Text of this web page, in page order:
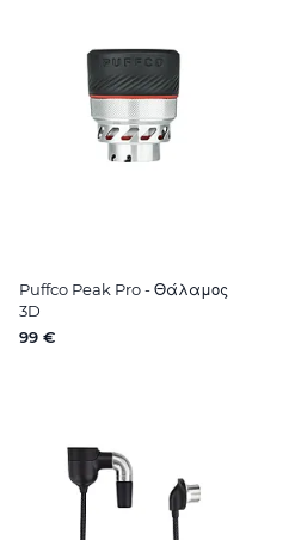
Puffco Peak Pro - Θάλαμος
3D
99 €